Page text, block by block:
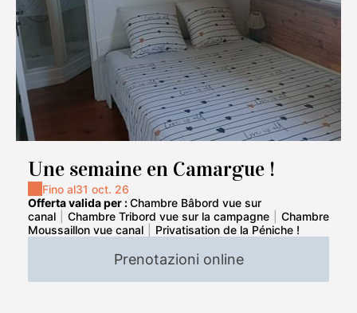
Une semaine en Camargue !
Fino al31 oct. 26
Offerta valida per :Chambre Bâbord vue sur
canal
Chambre Tribord vue sur la campagne
Chambre
Moussaillon vue canal
Privatisation de la Péniche !
Prenotazioni online